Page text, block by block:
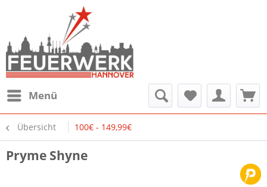
Menü
Übersicht 100€ - 149,99€
Pryme Shyne